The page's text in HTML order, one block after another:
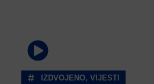
IZDVOJENO, VIJESTI